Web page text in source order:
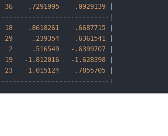
36 -.7291995 .0929139
|
18 .8618261 .6687715
29 -.239354 .6361541
2 .516549 -.6399707
19 -1.812016 -1.628398
23 -1.015124 -.7855705
+